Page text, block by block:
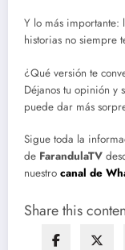
Y lo más importante:
historias no siempre
¿Qué versión te
Déjanos tu opinión y
puede dar más
Sigue toda la
de FarandulaTV
nuestro canal de
Share this